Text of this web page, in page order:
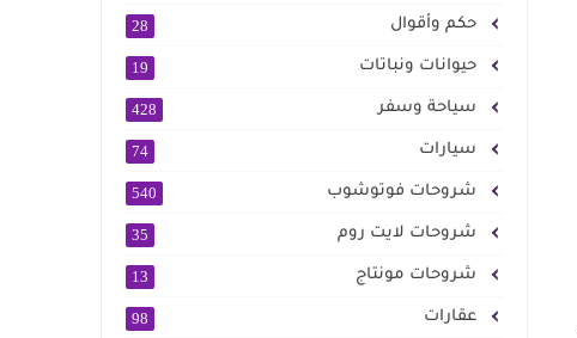
حكم وأقوال 28
حيوانات ونباتات 19
سياحة وسفر 428
سيارات 74
شروحات فوتوشوب 540
شروحات لايت روم 35
شروحات مونتاج 13
عقارات 98